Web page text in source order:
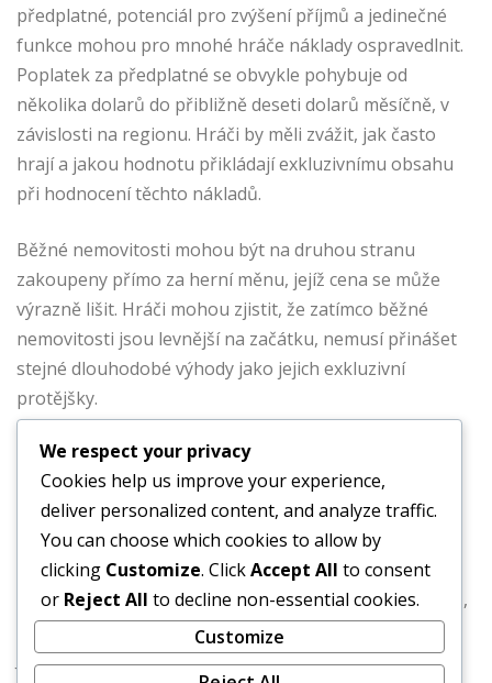
předplatné, potenciál pro zvýšení příjmů a jedinečné
funkce mohou pro mnohé hráče náklady ospravedlnit.
Poplatek za předplatné se obvykle pohybuje od
několika dolarů do přibližně deseti dolarů měsíčně, v
závislosti na regionu. Hráči by měli zvážit, jak často
hrají a jakou hodnotu přikládají exkluzivnímu obsahu
při hodnocení těchto nákladů.
Běžné nemovitosti mohou být na druhou stranu
zakoupeny přímo za herní měnu, jejíž cena se může
výrazně lišit. Hráči mohou zjistit, že zatímco běžné
nemovitosti jsou levnější na začátku, nemusí přinášet
stejné dlouhodobé výhody jako jejich exkluzivní
protějšky.
Rozdíly v hráčském
zážitku
Hráči, kteří investují do exkluzivních nemovitostí GTA+,
často hlásí angažovanější a odměňující herní zážitek.
Jedinečné funkce a výhody spojené s těmito
We respect your privacy
Cookies help us improve your experience,
deliver personalized content, and analyze traffic.
You can choose which cookies to allow by
clicking Customize. ClickAccept All to consent
or Reject All to decline non-essential cookies.
Customize